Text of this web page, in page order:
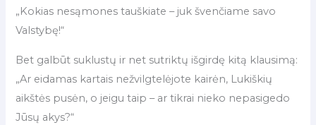
„Kokias nesąmones tauškiate – juk švenčiame savo
Valstybę!“
Bet galbūt suklustų ir net sutriktų išgirdę kitą klausimą:
„Ar eidamas kartais nežvilgtelėjote kairėn, Lukiškių
aikštės pusėn, o jeigu taip – ar tikrai nieko nepasigedo
Jūsų akys?“